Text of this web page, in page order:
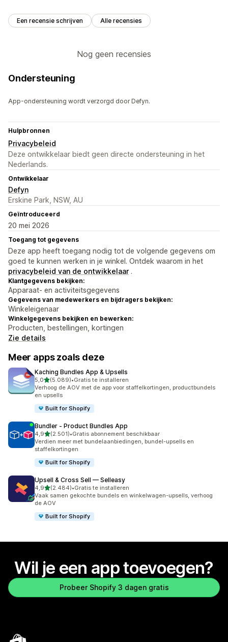
Een recensie schrijven Alle recensies
Nog geen recensies
Ondersteuning
App-ondersteuning wordt verzorgd door Defyn.
Hulpbronnen
Privacybeleid
Deze ontwikkelaar biedt geen directe ondersteuning in het
Nederlands.
Ontwikkelaar
Defyn
Erskine Park, NSW, AU
Geïntroduceerd
20 mei 2026
Toegang tot gegevens
Deze app heeft toegang nodig tot de volgende gegevens om
goed te kunnen werken in je winkel. Ontdek waarom in het
privacybeleid van de ontwikkelaar .
Klantgegevens bekijken:
Apparaat- en activiteitsgegevens
Gegevens van medewerkers en bijdragers bekijken:
Winkeleigenaar
Winkelgegevens bekijken en bewerken:
Producten, bestellingen, kortingen
Zie details
Meer apps zoals deze
Kaching Bundles App & Upsells
5,0van 5 sterren
(5.089)
5089 recensies in totaal
•Gratis te installeren
Verhoog de AOV met de app voor staffelkortingen, productbundels
en upsells
Built for Shopify
Bundler ‑ Product Bundles App
4,9van 5 sterren
(2.501)
2501 recensies in totaal
•Gratis abonnement beschikbaar
Verdien meer met bundelaanbiedingen, bundel-upsells en
staffelkortingen
Built for Shopify
Upsell & Cross Sell — Selleasy
4,9van 5 sterren
(2.484)
2484 recensies in totaal
•Gratis te installeren
Vaak samen gekochte bundels en winkelwagen-upsells, verhoog
de AOV
Built for Shopify
Wil je een app toevoegen?
Probeer Shopify 3 dagen gratis